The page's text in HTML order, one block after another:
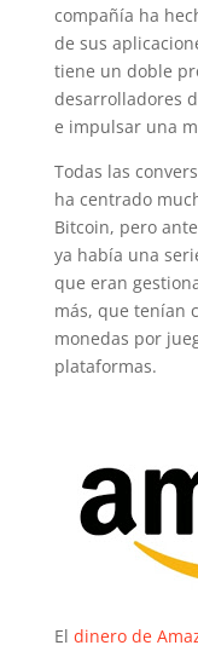
compañía ha
de sus
tiene un doble
desarrolladores
e impulsar una
Todas las
ha centrado
Bitcoin, pero
ya había una
que eran
más, que tenían
monedas por
plataformas.
El dinero de